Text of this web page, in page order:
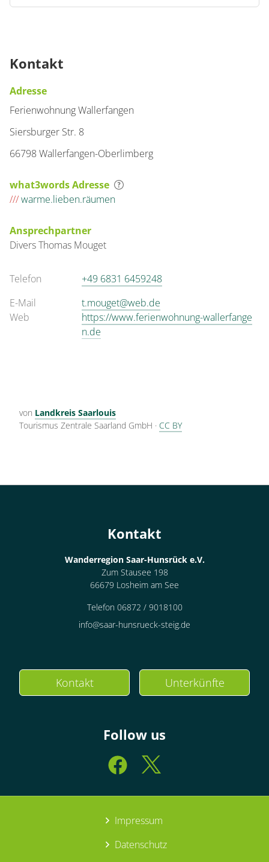
Kontakt
Adresse
Ferienwohnung Wallerfangen
Siersburger Str. 8
66798 Wallerfangen-Oberlimberg
what3words Adresse
///warme.lieben.räumen
Ansprechpartner
DiversThomas Mouget
Telefon
+49 6831 6459248
E-Mail
t.mouget@web.de
Web
https://www.ferienwohnung-wallerfange
n.de
von Landkreis Saarlouis
Tourismus Zentrale Saarland GmbH · CC BY
Kontakt
Wanderregion Saar-Hunsrück e.V.
Zum Stausee 198
66679 Losheim am See
Telefon 06872 / 9018100
info@saar-hunsrueck-steig.de
Kontakt Unterkünfte
Follow us
Impressum
Datenschutz